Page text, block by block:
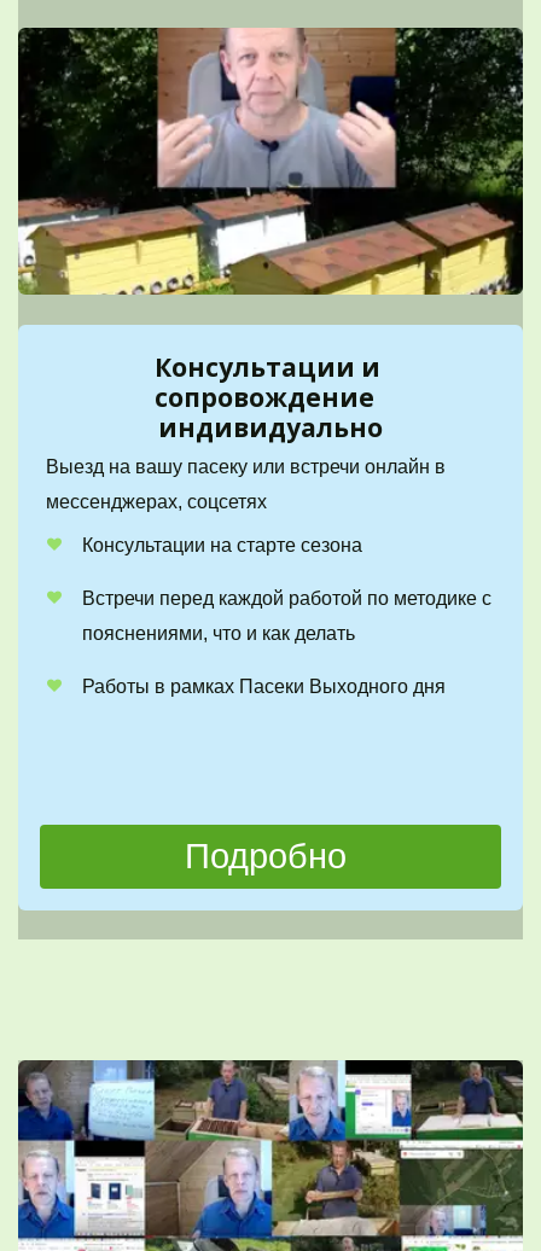
Консультации и
сопровождение
индивидуально
Выезд на вашу пасеку или встречи онлайн в
мессенджерах, соцсетях
Консультации на старте сезона
Встречи перед каждой работой по методике с
пояснениями, что и как делать
Работы в рамках Пасеки Выходного дня
Подробно